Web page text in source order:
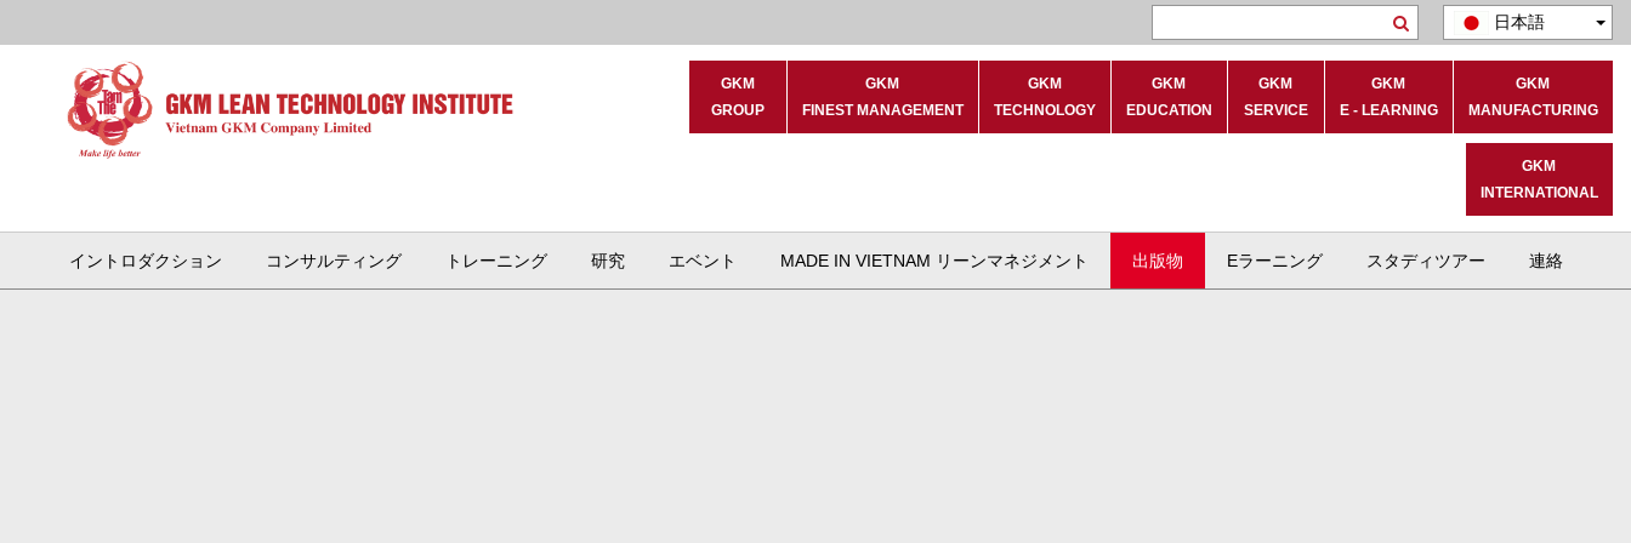
日本語
Search
GKM
GROUP
GKM
FINEST MANAGEMENT
GKM
TECHNOLOGY
GKM
EDUCATION
GKM
SERVICE
GKM
E - LEARNING
GKM
MANUFACTURING
GKM
INTERNATIONAL
イントロダクション コンサルティング トレーニング 研究 エベント MADE IN VIETNAM リーンマネジメント 出版物 Eラーニング スタディツアー 連絡